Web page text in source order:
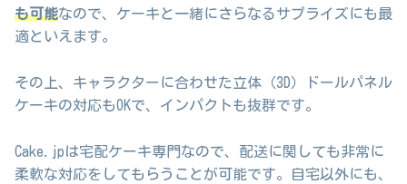
も可能なので、ケーキと一緒にさらなるサプライズにも最
適といえます。
その上、キャラクターに合わせた立体（3D）ドールパネル
ケーキの対応もOKで、インパクトも抜群です。
Cake.jpは宅配ケーキ専門なので、配送に関しても非常に
柔軟な対応をしてもらうことが可能です。自宅以外にも、